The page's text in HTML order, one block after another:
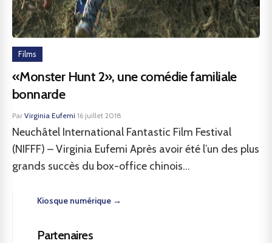
Films
«Monster Hunt 2», une comédie familiale
bonnarde
Par Virginia Eufemi·16 juillet 2018
Neuchâtel International Fantastic Film Festival
(NIFFF) – Virginia Eufemi Après avoir été l’un des plus
grands succès du box-office chinois...
Kiosque numérique →
Partenaires